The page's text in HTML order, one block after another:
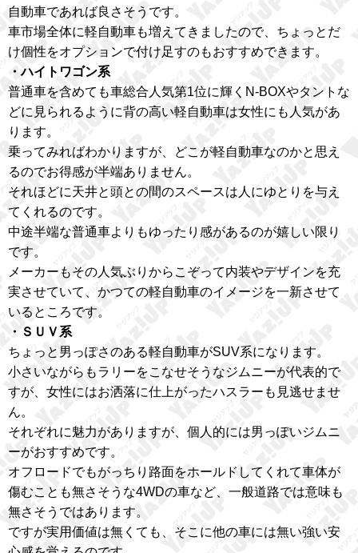
自動車であれば良さそうです。
車市場全体に軽自動車も増えてきましたので、ちょっとだ
け個性をオプションで付け足すのもおすすめできます。
・ハイトワゴン系
普通車を含めても車総合人気第1位に輝くN‐BOXやタントな
どに見られるように背の高い軽自動車は女性にも人気があ
ります。
乗ってみればわかりますが、どこが軽自動車なのかと思え
るのでお得感が半端ありません。
それほどに天井と頭との間のスペースは人にゆとりを与え
てくれるのです。
中途半端な普通車よりもゆったり感があるのが嬉しい限り
です。
メーカーもその人気ぶりからこぞって内装やデザインを充
実させていて、かつての軽自動車のイメージを一新させて
いるところです。
・ＳＵＶ系
ちょっと男っぽさのある軽自動車がSUV系になります。
小さいながらもラリーをこなせそうなジムニーが代表的で
すが、女性にはお洒落に仕上がったハスラーも見逃せませ
ん。
それぞれに魅力がありますが、個人的には男っぽいジムニ
ーがおすすめです。
オフロードでもがっちり路面をホールドしてくれて車体が
傷むことも無さそうな4WDの車など、一般道路では意味も
無さそうではあります。
ですが実用価値は無くても、そこに他の車には無い強い安